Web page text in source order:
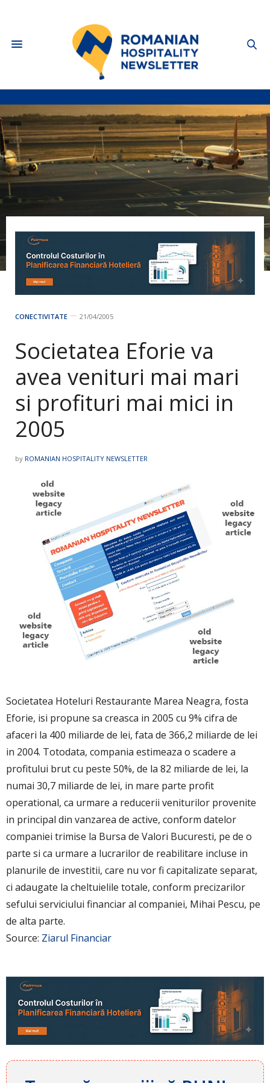
CONECTIVITATE 21/04/2005
Societatea Eforie va
avea venituri mai mari
si profituri mai mici in
2005
by ROMANIAN HOSPITALITY NEWSLETTER
Societatea Hoteluri Restaurante Marea Neagra, fosta
Eforie, isi propune sa creasca in 2005 cu 9% cifra de
afaceri la 400 miliarde de lei, fata de 366,2 miliarde de lei
in 2004. Totodata, compania estimeaza o scadere a
profitului brut cu peste 50%, de la 82 miliarde de lei, la
numai 30,7 miliarde de lei, in mare parte profit
operational, ca urmare a reducerii veniturilor provenite
in principal din vanzarea de active, conform datelor
companiei trimise la Bursa de Valori Bucuresti, pe de o
parte si ca urmare a lucrarilor de reabilitare incluse in
planurile de investitii, care nu vor fi capitalizate separat,
ci adaugate la cheltuielile totale, conform precizarilor
sefului serviciului financiar al companiei, Mihai Pescu, pe
de alta parte.
Source: Ziarul Financiar